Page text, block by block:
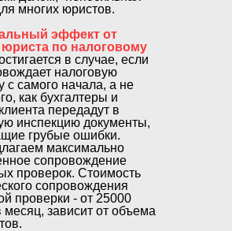
многих юристов.
эффект от
по налоговому
в случае, если
налоговую
с самого начала, а не
как бухгалтеры и
передадут в
инспекцию документы,
грубые ошибки.
максимально
сопровождение
проверок. Стоимость
сопровождения
проверки - от 25000
месяц, зависит от объема